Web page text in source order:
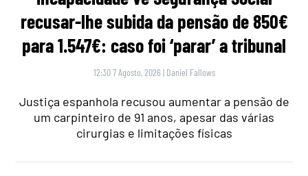
recusar-lhe subida da pensão de 850€
para 1.547€: caso foi ‘parar’ a tribunal
12:30 7 Agosto, 2026 | Daniel Fallows
Justiça espanhola recusou aumentar a pensão de
um carpinteiro de 91 anos, apesar das várias
cirurgias e limitações físicas